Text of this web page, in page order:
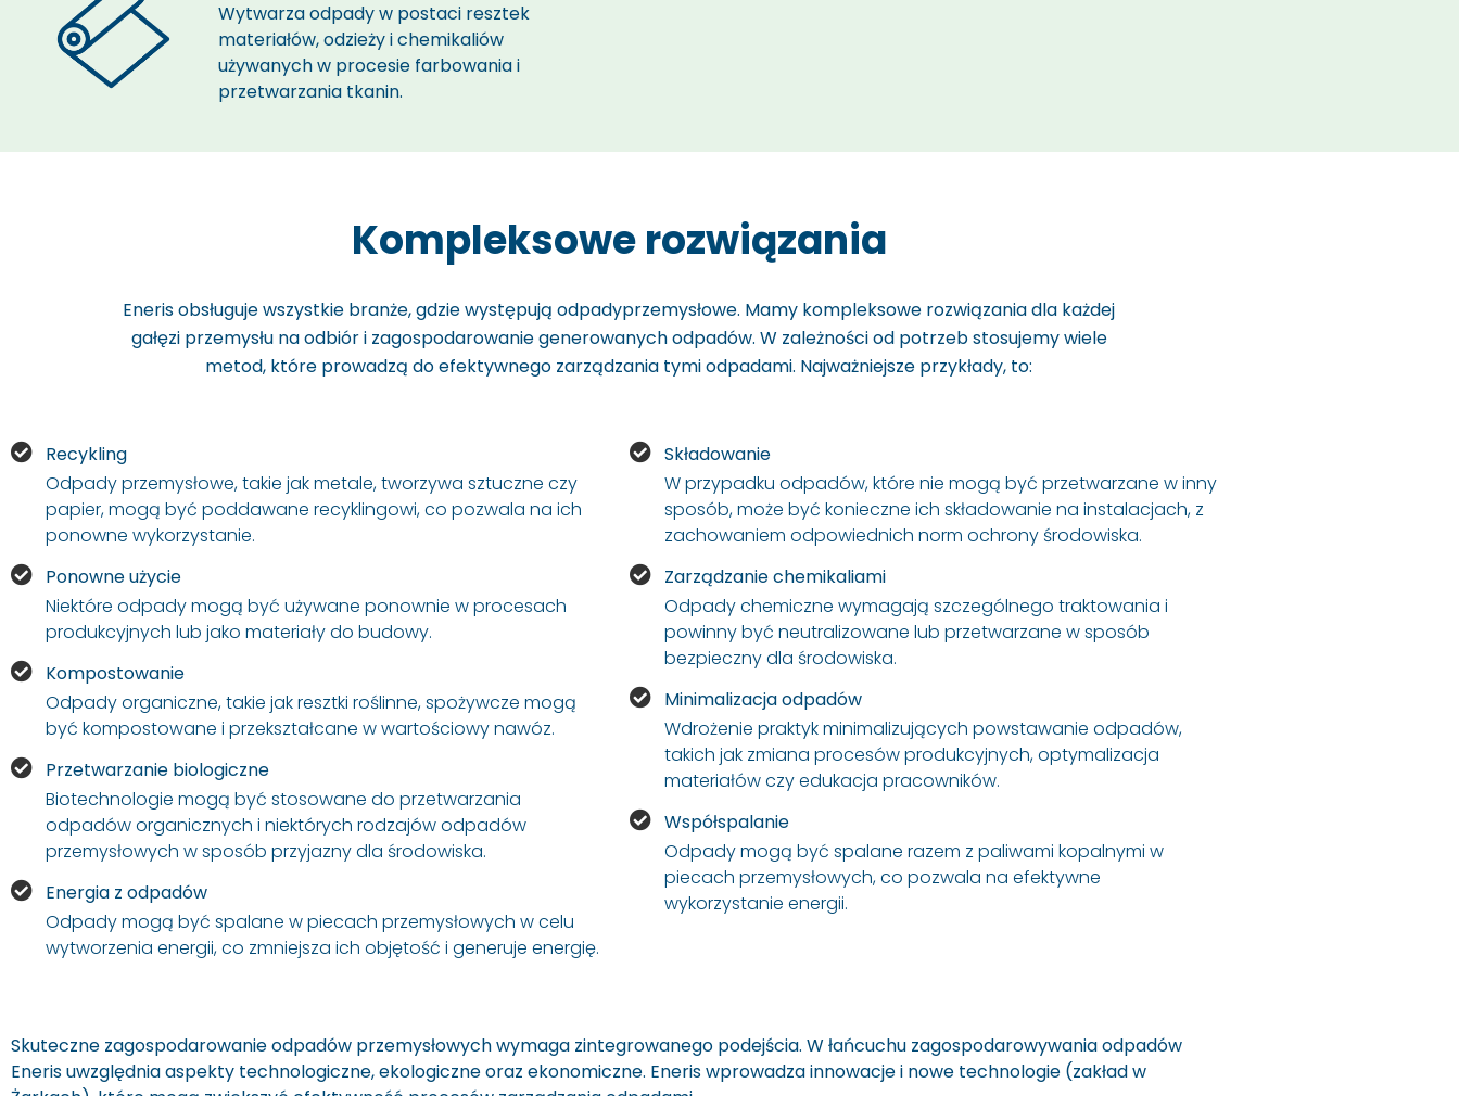
Wytwarzaodpadyw postaci resztek
materiałów, odzieży i chemikaliów
używanych w procesie farbowania i
przetwarzania tkanin.
Kompleksowe rozwiązania
Eneris obsługuje wszystkie branże, gdzie występują odpadyprzemysłowe. Mamy kompleksowe rozwiązania dla każdej
gałęzi przemysłu na odbiór i zagospodarowanie generowanych odpadów. W zależności od potrzeb stosujemy wiele
metod, które prowadzą do efektywnego zarządzania tymi odpadami. Najważniejsze przykłady, to:
Recykling
Odpady przemysłowe, takie jak metale, tworzywa sztuczne czy
papier, mogą być poddawane recyklingowi, co pozwala na ich
ponowne wykorzystanie.
Ponowne użycie
Niektóre odpady mogą być używane ponownie w procesach
produkcyjnych lub jako materiały do budowy.
Kompostowanie
Odpady organiczne, takie jak resztki roślinne, spożywcze mogą
być kompostowane i przekształcane w wartościowy nawóz.
Przetwarzanie biologiczne
Biotechnologie mogą być stosowane do przetwarzania
odpadów organicznych i niektórych rodzajów odpadów
przemysłowych w sposób przyjazny dla środowiska.
Energia z odpadów
Odpady mogą być spalane w piecach przemysłowych w celu
wytworzenia energii, co zmniejsza ich objętość i generuje energię.
Składowanie
W przypadku odpadów, które nie mogą być przetwarzane w inny
sposób, może być konieczne ich składowanie na instalacjach, z
zachowaniem odpowiednich norm ochrony środowiska.
Zarządzanie chemikaliami
Odpady chemiczne wymagają szczególnego traktowania i
powinny być neutralizowane lub przetwarzane w sposób
bezpieczny dla środowiska.
Minimalizacja odpadów
Wdrożenie praktyk minimalizujących powstawanie odpadów,
takich jak zmiana procesów produkcyjnych, optymalizacja
materiałów czy edukacja pracowników.
Współspalanie
Odpady mogą być spalane razem z paliwami kopalnymi w
piecach przemysłowych, co pozwala na efektywne
wykorzystanie energii.
Skuteczne zagospodarowanie odpadów przemysłowych wymaga zintegrowanego podejścia. W łańcuchu zagospodarowywania odpadów
Eneris uwzględnia aspekty technologiczne, ekologiczne oraz ekonomiczne. Eneris wprowadza innowacje i nowe technologie (zakład w